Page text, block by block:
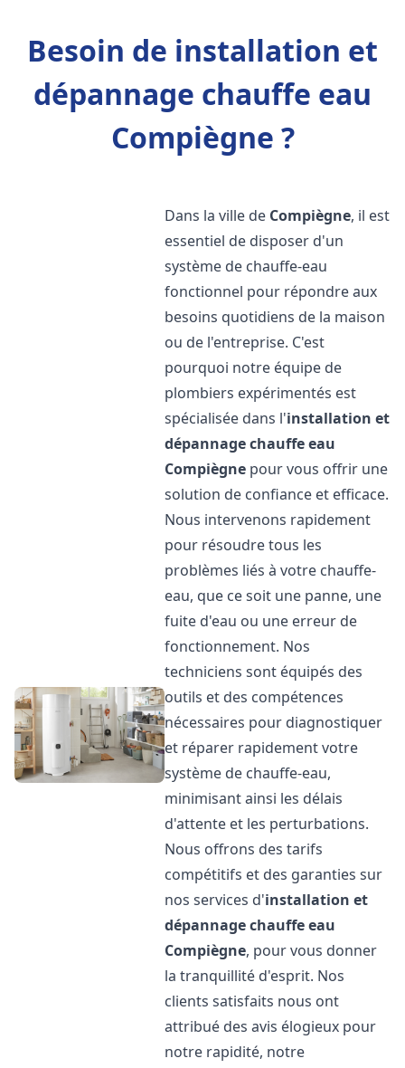
Besoin de installation et
dépannage chauffe eau
Compiègne ?
Dans la ville de Compiègne, il est
essentiel de disposer d'un
système de chauffe-eau
fonctionnel pour répondre aux
besoins quotidiens de la maison
ou de l'entreprise. C'est
pourquoi notre équipe de
plombiers expérimentés est
spécialisée dans l'installation et
dépannage chauffe eau
Compiègne pour vous offrir une
solution de confiance et efficace.
Nous intervenons rapidement
pour résoudre tous les
problèmes liés à votre chauffe-
eau, que ce soit une panne, une
fuite d'eau ou une erreur de
fonctionnement. Nos
techniciens sont équipés des
outils et des compétences
nécessaires pour diagnostiquer
et réparer rapidement votre
système de chauffe-eau,
minimisant ainsi les délais
d'attente et les perturbations.
Nous offrons des tarifs
compétitifs et des garanties sur
nos services d'installation et
dépannage chauffe eau
Compiègne, pour vous donner
la tranquillité d'esprit. Nos
clients satisfaits nous ont
attribué des avis élogieux pour
notre rapidité, notre